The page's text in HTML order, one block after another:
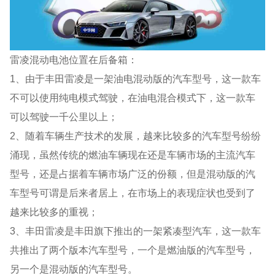
雷凌混动电池位置在后备箱：
1、由于丰田雷凌是一架油电混动版的汽车型号，这一款车
不可以使用纯电模式驾驶，在油电混合模式下，这一款车
可以驾驶一千公里以上；
2、随着车辆生产技术的发展，越来比较多的汽车型号纷纷
涌现，虽然传统的燃油车辆现在还是车辆市场的主流汽车
型号，还是占据着车辆市场广泛的份额，但是混动版的汽
车型号可谓是后来者居上，在市场上的表现症状也受到了
越来比较多的重视；
3、丰田雷凌是丰田旗下推出的一架紧凑型汽车，这一款车
共推出了两个版本汽车型号，一个是燃油版的汽车型号，
另一个是混动版的汽车型号。